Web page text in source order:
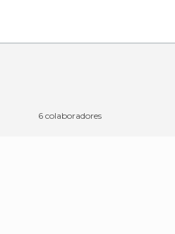
6 colaboradores